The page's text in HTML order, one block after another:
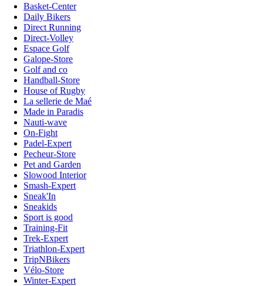
Basket-Center
Daily Bikers
Direct Running
Direct-Volley
Espace Golf
Galope-Store
Golf and co
Handball-Store
House of Rugby
La sellerie de Maé
Made in Paradis
Nauti-wave
On-Fight
Padel-Expert
Pecheur-Store
Pet and Garden
Slowood Interior
Smash-Expert
Sneak'In
Sneakids
Sport is good
Training-Fit
Trek-Expert
Triathlon-Expert
TripNBikers
Vélo-Store
Winter-Expert